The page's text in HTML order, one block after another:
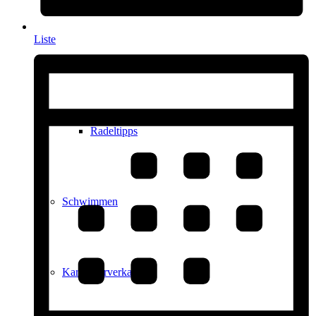
Radeltipps
Schwimmen
Kartenvorverkauf
Liste